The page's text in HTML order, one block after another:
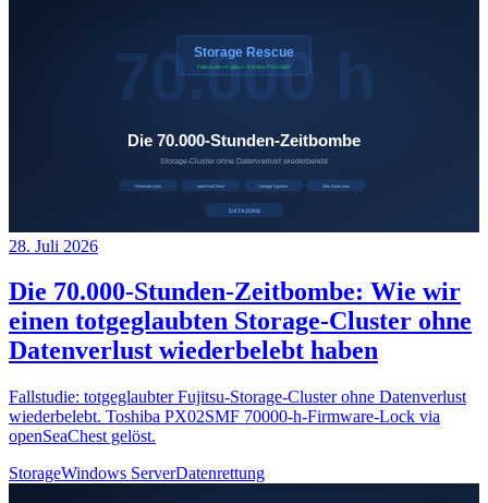
28. Juli 2026
Die 70.000-Stunden-Zeitbombe: Wie wir
einen totgeglaubten Storage-Cluster ohne
Datenverlust wiederbelebt haben
Fallstudie: totgeglaubter Fujitsu-Storage-Cluster ohne Datenverlust
wiederbelebt. Toshiba PX02SMF 70000-h-Firmware-Lock via
openSeaChest gelöst.
StorageWindows ServerDatenrettung